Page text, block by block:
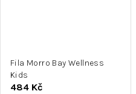
Fila Morro Bay Wellness
Kids
484 Kč